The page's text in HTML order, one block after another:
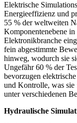
Elektrische
Energieeffizienz und
55 % der weltweiten
Komponentenebene
Elektronikbranche
fein abgestimmte
hinweg, wodurch sie
Ungefähr 60 % der
bevorzugen
und Kontrolle, was
unter verschiedenen
Hydraulische